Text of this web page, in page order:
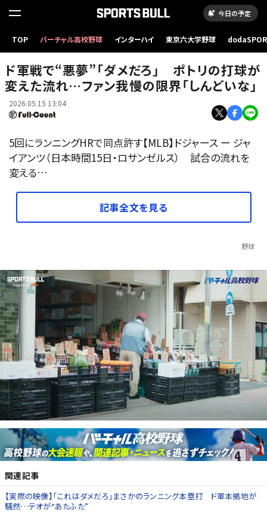
今日の予定
TOP バーチャル高校野球 インターハイ 東京六大学野球
ドジャースのテオスカー・ヘルナンデス【写真：黒澤崇】
ド軍戦で“悪夢”「ダメだろ」 ポトリの打球が
変えた流れ…ファン我慢の限界「しんどいな」
2026.05.15 13:04
5回にランニングHRで同点許す【MLB】ドジャース ー ジャ
イアンツ（日本時間15日・ロサンゼルス） 試合の流れを
変える…
記事全文を見る
野球
関連記事
【実際の映像】「これはダメだろ」まさかのランニング本塁打 ド軍本拠地が
騒然…テオが“あたふた”